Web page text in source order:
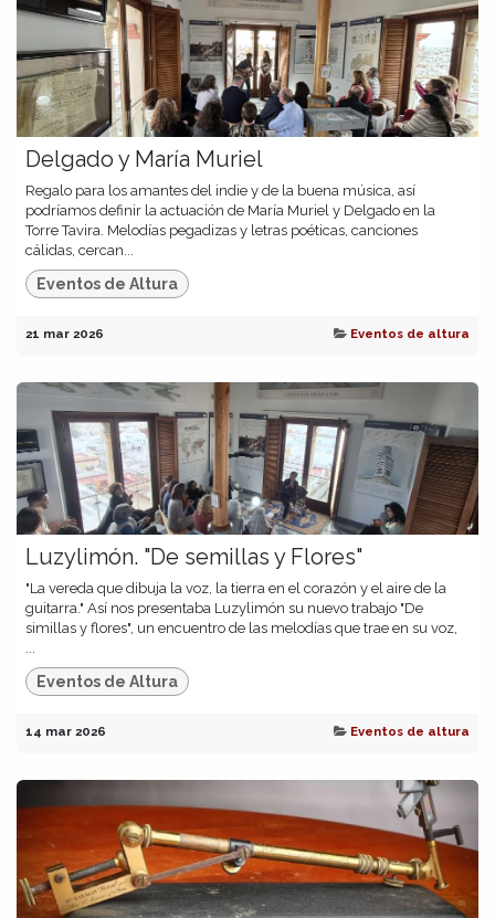
Delgado y María Muriel
Regalo para los amantes del indie y de la buena música, así
podríamos definir la actuación de María Muriel y Delgado en la
Torre Tavira. Melodías pegadizas y letras poéticas, canciones
cálidas, cercan...
Eventos de Altura
21 mar 2026 Eventos de altura
Luzylimón. "De semillas y Flores"
"La vereda que dibuja la voz, la tierra en el corazón y el aire de la
guitarra." Así nos presentaba Luzylimón su nuevo trabajo "De
simillas y flores", un encuentro de las melodías que trae en su voz,
Eventos de Altura
14 mar 2026 Eventos de altura